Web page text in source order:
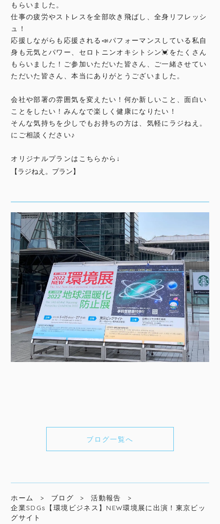
もらいました。
仕事の疲労やストレスを全部吹き飛ばし、全身リフレッシ
ュ！
応援しながらも応援される📣パフォーマンスしている私自
身も元気とパワー、セロトニンオキシトシン💓をたくさん
もらいました！ご参加いただいた皆さん、ご一緒させてい
ただいた皆さん、本当にありがとうございました。
会社や部署の雰囲気を変えたい！何か新しいこと、面白い
ことをしたい！みんなで楽しく健康になりたい！
そんな気持ちを少しでもお持ちの方は、気軽にラジねえ。
にご相談ください♪
オリジナルプランはこちらから↓
【ラジねえ。プラン】
ブログ一覧へ
ホーム ブログ
活動報告
企業SDGs【環境ビジネス】NEW環境展に出演！東京ビッ
グサイト